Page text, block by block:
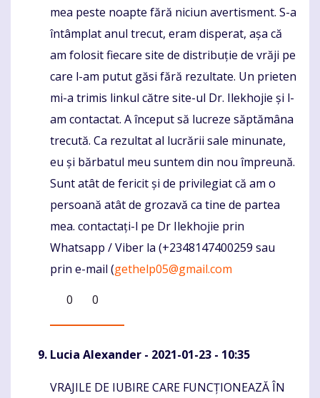
mea peste noapte fără niciun avertisment. S-a
întâmplat anul trecut, eram disperat, așa că
am folosit fiecare site de distribuție de vrăji pe
care l-am putut găsi fără rezultate. Un prieten
mi-a trimis linkul către site-ul Dr. Ilekhojie și l-
am contactat. A început să lucreze săptămâna
trecută. Ca rezultat al lucrării sale minunate,
eu și bărbatul meu suntem din nou împreună.
Sunt atât de fericit și de privilegiat că am o
persoană atât de grozavă ca tine de partea
mea. contactați-l pe Dr Ilekhojie prin
Whatsapp / Viber la (+2348147400259 sau
prin e-mail (gethelp05@gmail.com
0
0
Lucia Alexander - 2021-01-23 - 10:35
Komentaras
VRAJILE DE IUBIRE CARE FUNCȚIONEAZĂ ÎN